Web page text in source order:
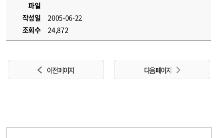
파일
작성일
2005-06-22
조회수
24,872
이전 페이지 다음 페이지